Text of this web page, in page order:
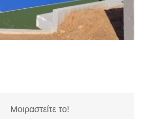
Μοιραστείτε το!